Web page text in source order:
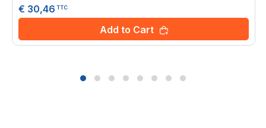
€ 30,46 TTC
Add to Cart